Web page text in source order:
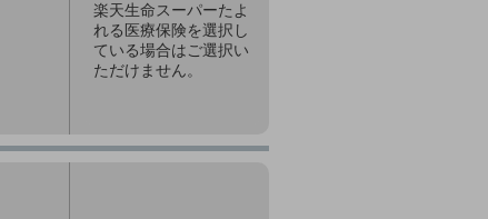
楽天生命スーパーたよ
れる医療保険を選択し
ている場合はご選択い
ただけません。